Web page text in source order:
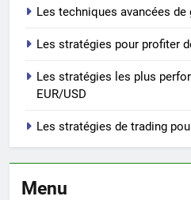
Les techniques avancées
Les stratégies pour profiter
Les stratégies les plus
EUR/USD
Les stratégies de trading
Menu